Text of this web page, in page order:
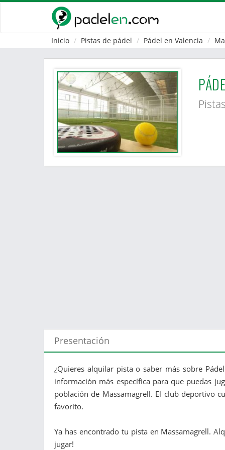
Inicio Pistas de pádel Pádel en Valencia
Presentación
¿Quieres alquilar pista o saber más sobre
información más específica para que puedas
población de Massamagrell. El club deportivo
favorito.
Ya has encontrado tu pista en Massamagrell.
jugar!